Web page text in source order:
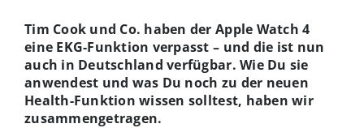
Tim Cook und Co. haben der Apple Watch 4
eine EKG-Funktion verpasst – und die ist nun
auch in Deutschland verfügbar. Wie Du sie
anwendest und was Du noch zu der neuen
Health-Funktion wissen solltest, haben wir
zusammengetragen.